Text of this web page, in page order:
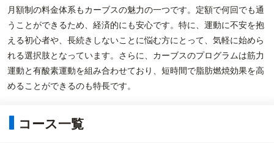
月額制の料金体系もカーブスの魅力の一つです。定額で何回でも通
うことができるため、経済的にも安心です。特に、運動に不安を抱
える初心者や、長続きしないことに悩む方にとって、気軽に始めら
れる選択肢となっています。さらに、カーブスのプログラムは筋力
運動と有酸素運動を組み合わせており、短時間で脂肪燃焼効果を高
めることができるのも特長です。
コース一覧